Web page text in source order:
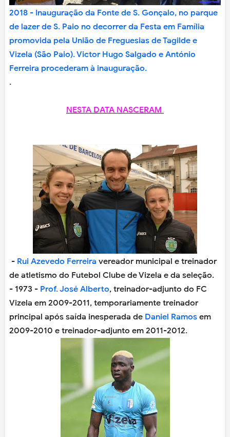
2018 - Inauguração da Fonte de S. Gonçalo, no parque
de lazer de S. Paio no decorrer da Festa em Família
promovida pela União de Freguesias de Tagilde e
Vizela (São Paio). Victor Hugo Salgado e António
Ferreira procederam à inauguração.
.
NESTA DATA NASCERAM
- Rui Azevedo Ferreira vereador municipal e treinador
de atletismo do Futebol Clube de Vizela e da seleção.
- 1973 - Prof. José Alberto, treinador-adjunto do FC
Vizela em 2009-2011, temporariamente treinador
principal após saída inesperada de Daniel Ramos em
2009-2010 e treinador-adjunto em 2011-2012.